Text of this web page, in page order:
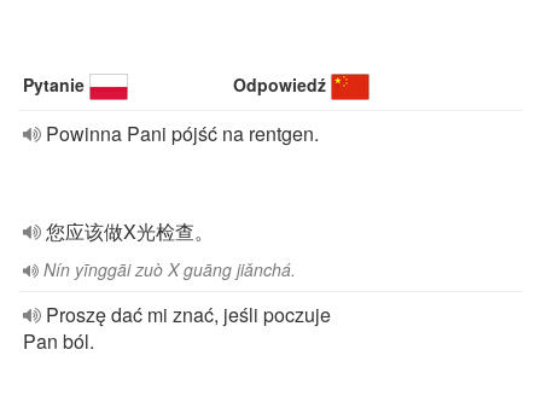
Pytanie Odpowiedź
Powinna Pani pójść na rentgen.
您应该做X光检查。
Nín yīnggāi zuò X guāng jiǎnchá.
Proszę dać mi znać, jeśli poczuje
Pan ból.